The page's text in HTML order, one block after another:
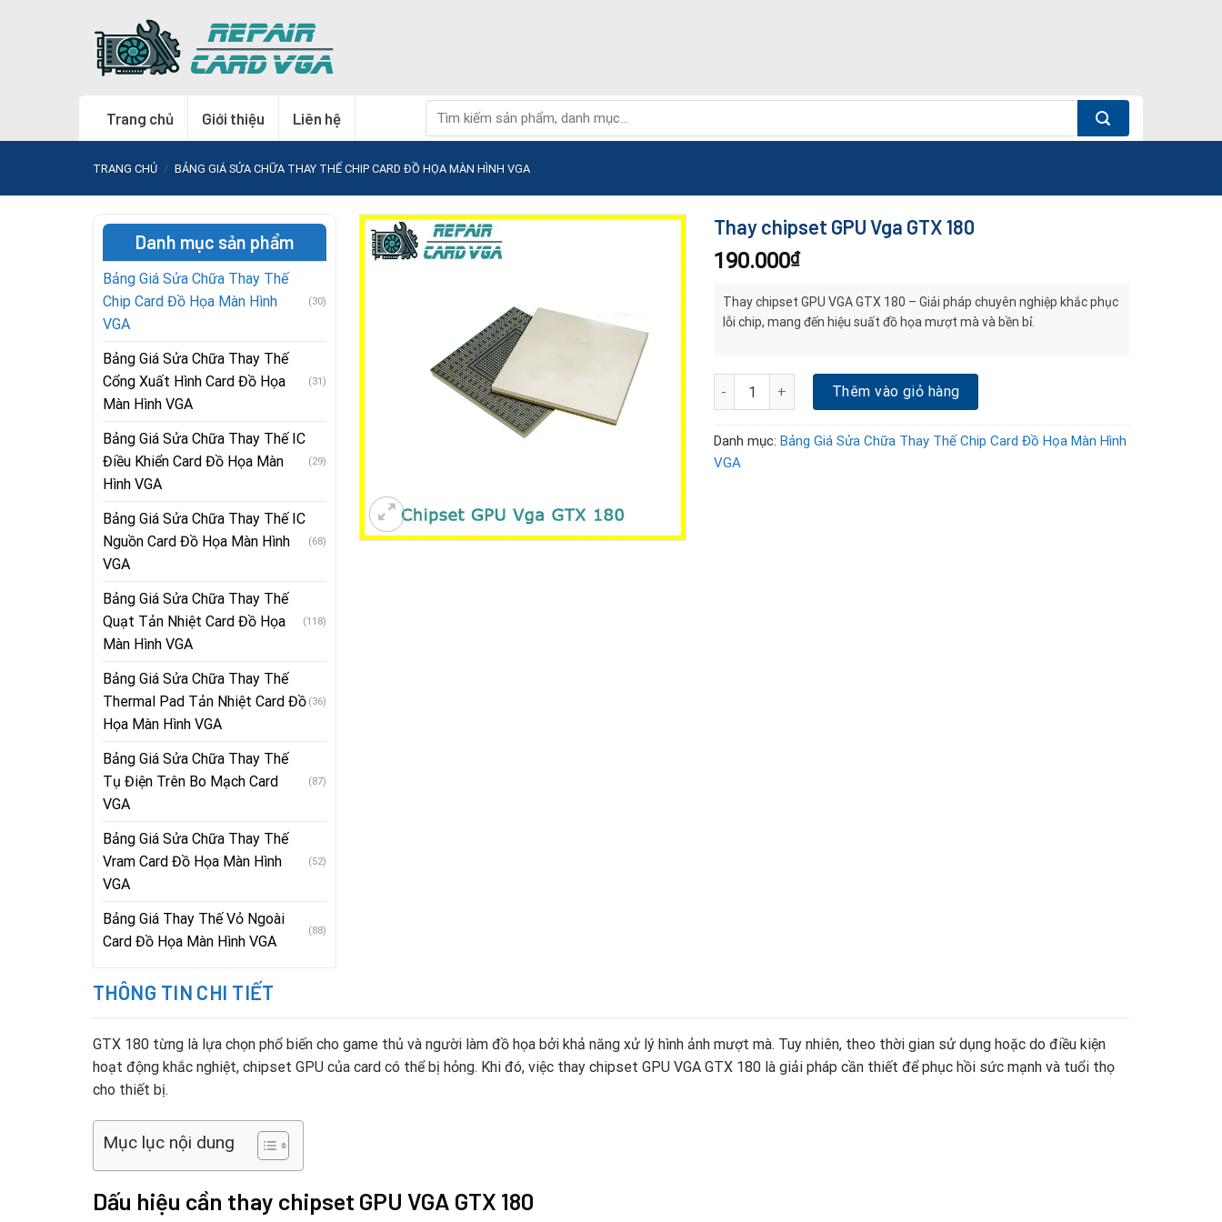
Trang chủ Giới thiệu Liên hệ
kiếm:
TRANG CHỦ / BẢNG GIÁ SỬA CHỮA THAY THẾ CHIP CARD ĐỒ HỌA MÀN HÌNH VGA
Thay chipset GPU Vga GTX 180
190.000₫
Thay chipset GPU VGA GTX 180 – Giải pháp chuyên nghiệp khắc phục
lỗi chip, mang đến hiệu suất đồ họa mượt mà và bền bỉ.
Thay chipset GPU Vga GTX 180 số lượng
Thêm vào giỏ hàng
Danh mục: Bảng Giá Sửa Chữa Thay Thế Chip Card Đồ Họa Màn Hình
VGA
Danh mục sản phẩm
Bảng Giá Sửa Chữa Thay Thế
Chip Card Đồ Họa Màn Hình
VGA
(30)
Bảng Giá Sửa Chữa Thay Thế
Cổng Xuất Hình Card Đồ Họa
Màn Hình VGA
(31)
Bảng Giá Sửa Chữa Thay Thế IC
Điều Khiển Card Đồ Họa Màn
Hình VGA
(29)
Bảng Giá Sửa Chữa Thay Thế IC
Nguồn Card Đồ Họa Màn Hình
VGA
(68)
Bảng Giá Sửa Chữa Thay Thế
Quạt Tản Nhiệt Card Đồ Họa
Màn Hình VGA
(118)
Bảng Giá Sửa Chữa Thay Thế
Thermal Pad Tản Nhiệt Card Đồ
Họa Màn Hình VGA
(36)
Bảng Giá Sửa Chữa Thay Thế
Tụ Điện Trên Bo Mạch Card
VGA
(87)
Bảng Giá Sửa Chữa Thay Thế
Vram Card Đồ Họa Màn Hình
VGA
(52)
Bảng Giá Thay Thế Vỏ Ngoài
Card Đồ Họa Màn Hình VGA
(88)
THÔNG TIN CHI TIẾT
GTX 180 từng là lựa chọn phổ biến cho game thủ và người làm đồ họa bởi khả năng xử lý hình ảnh mượt mà. Tuy nhiên, theo thời gian sử dụng hoặc do điều kiện
hoạt động khắc nghiệt, chipset GPU của card có thể bị hỏng. Khi đó, việc thay chipset GPU VGA GTX 180 là giải pháp cần thiết để phục hồi sức mạnh và tuổi thọ
cho thiết bị.
Mục lục nội dung
Dấu hiệu cần thay chipset GPU VGA GTX 180